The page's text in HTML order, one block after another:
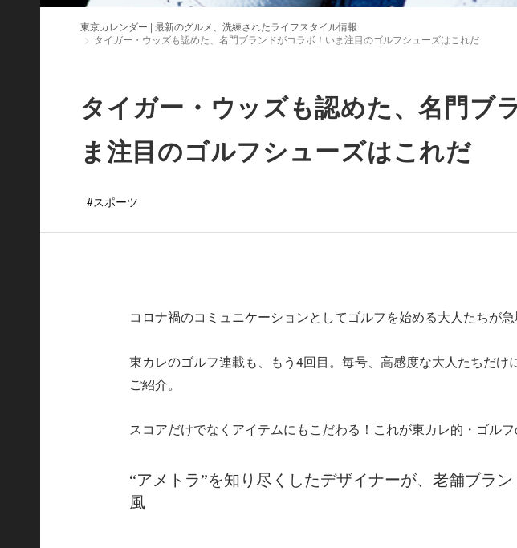
東京カレンダー | 最新のグルメ、洗練されたライフスタイル情報
タイガー・ウッズも認めた、名門ブランドがコラボ！いま注目のゴルフシューズはこれだ
タイガー・ウッズも認めた、名門ブ
ま注目のゴルフシューズはこれだ
#スポーツ
コロナ禍のコミュニケーションとしてゴルフを始める大人たちが急
東カレのゴルフ連載も、もう4回目。毎号、高感度な大人たちだけ
ご紹介。
スコアだけでなくアイテムにもこだわる！これが東カレ的・ゴルフ
“アメトラ”を知り尽くしたデザイナーが、老舗ブラ
風